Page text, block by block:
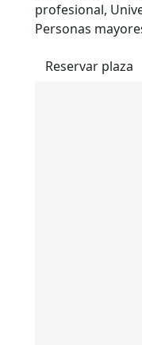
profesional,
Personas
Reservar plaza